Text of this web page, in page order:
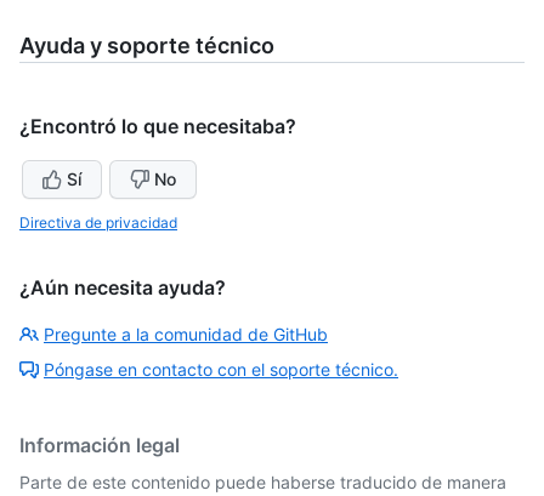
Ayuda y soporte técnico
¿Encontró lo que necesitaba?
Sí No
Directiva de privacidad
¿Aún necesita ayuda?
Pregunte a la comunidad de GitHub
Póngase en contacto con el soporte técnico.
Información legal
Parte de este contenido puede haberse traducido de manera